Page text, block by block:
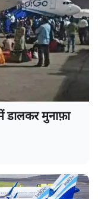
डालकर मुनाफ़ा